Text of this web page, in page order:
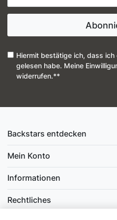
Hiermit bestätige ich, dass ich
gelesen habe. Meine
widerrufen.**
Backstars entdecken
Mein Konto
Informationen
Rechtliches